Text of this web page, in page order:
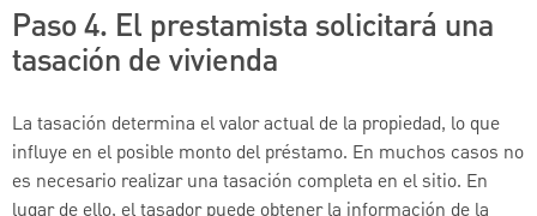
Paso 4. El prestamista solicitará una
tasación de vivienda
La tasación determina el valor actual de la propiedad, lo que
influye en el posible monto del préstamo. En muchos casos no
es necesario realizar una tasación completa en el sitio. En